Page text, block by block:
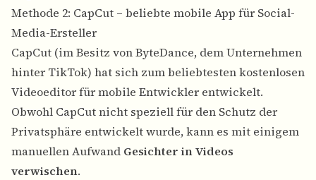
Methode 2: CapCut – beliebte mobile App für Social-
Media-Ersteller
CapCut (im Besitz von ByteDance, dem Unternehmen
hinter TikTok) hat sich zum beliebtesten kostenlosen
Videoeditor für mobile Entwickler entwickelt.
Obwohl CapCut nicht speziell für den Schutz der
Privatsphäre entwickelt wurde, kann es mit einigem
manuellen Aufwand Gesichter in Videos
verwischen.